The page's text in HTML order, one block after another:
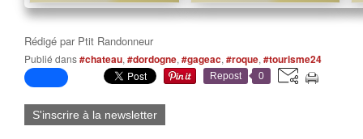
Rédigé par Ptit Randonneur
Publié dans#chateau, #dordogne, #gageac, #roque, #tourisme24
Repost 0
S'inscrire à la newsletter